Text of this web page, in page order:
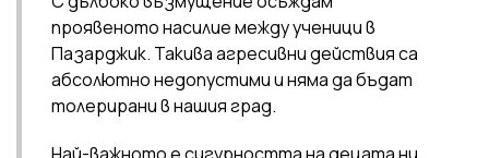
проявеното насилие между ученици в
Пазарджик. Такива агресивни действия са
абсолютно недопустими и няма да бъдат
толерирани в нашия град.